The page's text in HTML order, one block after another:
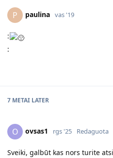
P paulina vas '19
:
:
7 METAI LATER
O ovsas1 rgs '25 Redaguota
Sveiki, galbūt kas nors turite